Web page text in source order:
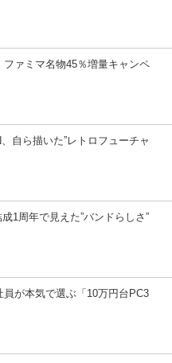
ファミマ名物45％増量キャンペ
自ら描いた”レトロフューチャ
1周年で見えた”バンドらしさ”
が本気で選ぶ「10万円台PC3